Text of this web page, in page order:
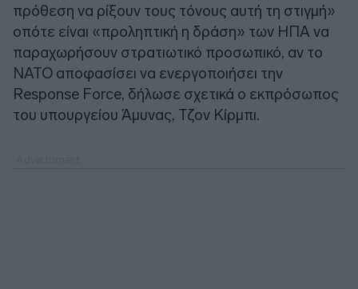
πρόθεση να ρίξουν τους τόνους αυτή τη στιγμή»
οπότε είναι «προληπτική η δράση» των ΗΠΑ να
παραχωρήσουν στρατιωτικό προσωπικό, αν το
NATO αποφασίσει να ενεργοποιήσει την
Response Force, δήλωσε σχετικά ο εκπρόσωπος
του υπουργείου Άμυνας, Τζον Κίρμπι.